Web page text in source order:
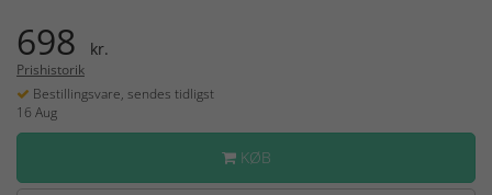
698 kr.
Prishistorik
Bestillingsvare, sendes tidligst
16 Aug
KØB